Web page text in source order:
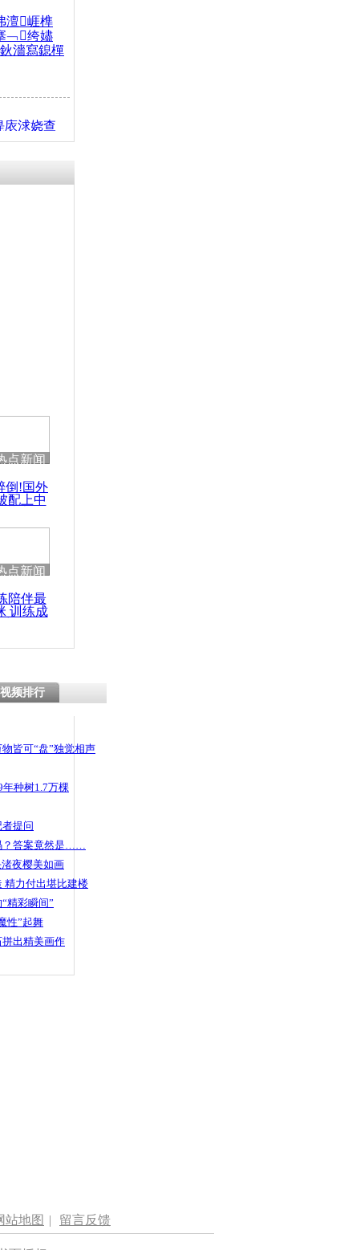
澶崕榫
﹁绔嬧
濇寫鎴樿
庡浗娆查
涓庝腑鍥
浗闄呰
点新闻
倒!国外
配上中
点新闻
陪伴最
训练成
频排行
皆可“盘”独觉相声
种树1.7万棵
提问
？答案竟然是……
夜樱美如画
精力付出堪比建楼
精彩瞬间”
性”起舞
出精美画作
站地图 | 留言反馈